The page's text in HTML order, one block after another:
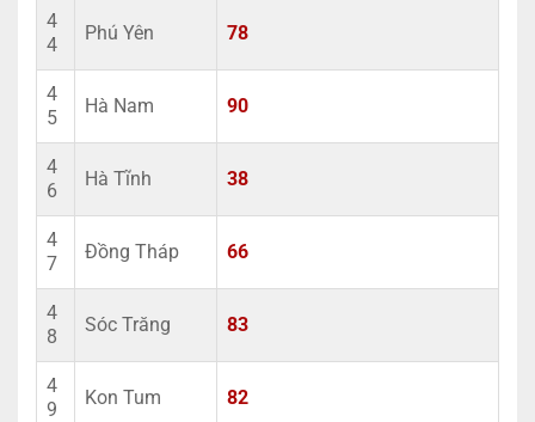
4
4
Phú Yên 78
4
5
Hà Nam 90
4
6
Hà Tĩnh 38
4
7
Đồng Tháp 66
4
8
Sóc Trăng 83
4
9
Kon Tum 82